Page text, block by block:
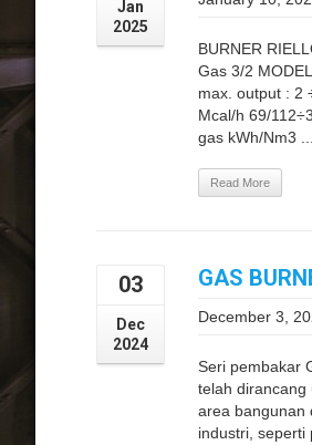
Jan
2025
BURNER
Gas 3/2
max. output : 2
Mcal/h 69/
gas kWh/Nm3 ...
Read More
03
Dec
2024
GAS
December 3,
Seri pembakar
telah dirancang
area bangunan
industri, seperti